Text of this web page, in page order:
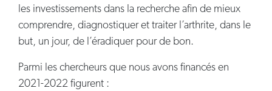
les investissements dans la recherche afin de mieux
comprendre, diagnostiquer et traiter l’arthrite, dans le
but, un jour, de l’éradiquer pour de bon.
Parmi les chercheurs que nous avons financés en
2021-2022 figurent :